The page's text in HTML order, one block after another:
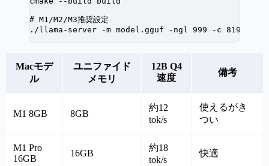
# M1/M2/M3推奨設定
./llama-server -m model.gguf -ngl 999 -c 8192
Macモデ
ル
ユニファイド
メモリ
12B Q4
速度
備考
M1 8GB 8GB
約12
tok/s
使えるがき
つい
M1 Pro
16GB
16GB
約18
tok/s
快適